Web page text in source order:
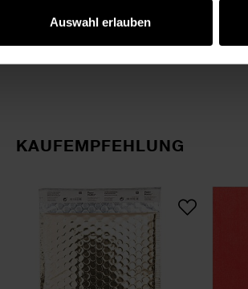
Auswahl erlauben
KAUFEMPFEHLUNG
C4 Paper Poetry